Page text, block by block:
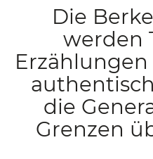
Die
werden
die
Grenzen